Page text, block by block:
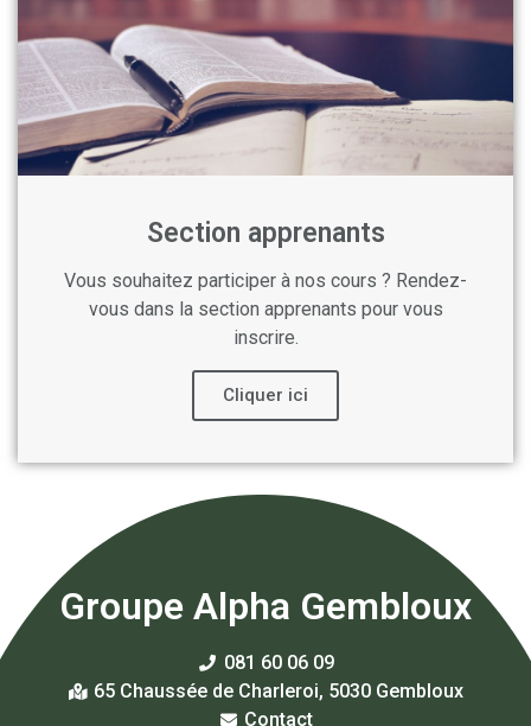
Section apprenants
Vous souhaitez participer à nos cours ? Rendez-
vous dans la section apprenants pour vous
inscrire.
Cliquer ici
Groupe Alpha Gembloux
081 60 06 09
65 Chaussée de Charleroi, 5030 Gembloux
Contact